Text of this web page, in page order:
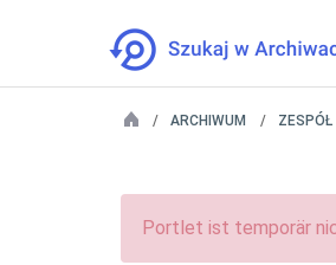
ARCHIWUM ZESPÓŁ
Portlet ist temporär